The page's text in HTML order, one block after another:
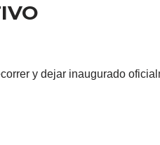
y dejar inaugurado